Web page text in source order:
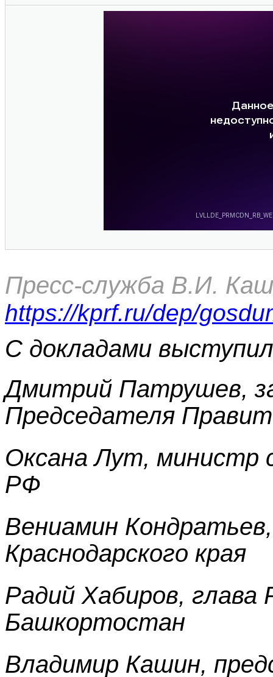
Пресс-служба В.И.
https://kprf.ru/dep/
С докладами
Дмитрий Патрушев,
Председателя
Оксана Лут, министр
РФ
Вениамин
Краснодарского края
Радий Хабиров, глава
Башкортостан
Владимир Кашин,